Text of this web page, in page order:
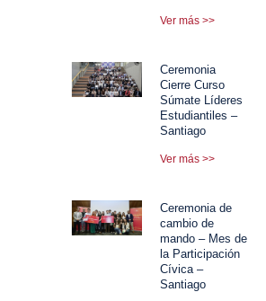
Ver más >>
Ceremonia
Cierre Curso
Súmate Líderes
Estudiantiles –
Santiago
Ver más >>
Ceremonia de
cambio de
mando – Mes de
la Participación
Cívica –
Santiago